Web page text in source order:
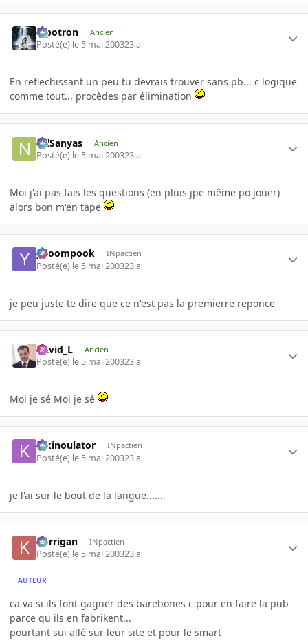
Pipotron Ancien
Posté(e) le 5 mai 200323 a
En reflechissant un peu tu devrais trouver sans pb... c logique
comme tout... procèdes par élimination
NilSanyas Ancien
Posté(e) le 5 mai 200323 a
Moi j'ai pas fais les questions (en pluis jpe même po jouer)
alors bon m'en tape
yboompook INpactien
Posté(e) le 5 mai 200323 a
je peu juste te dire que ce n'est pas la premierre reponce
David_L Ancien
Posté(e) le 5 mai 200323 a
Moi je sé Moi je sé
kikinoulator INpactien
Posté(e) le 5 mai 200323 a
je l'ai sur le bout de la langue......
korrigan INpactien
Posté(e) le 5 mai 200323 a
AUTEUR
ca va si ils font gagner des barebones c pour en faire la pub
parce qu ils en fabrikent...
pourtant sui allé sur leur site et pour le smart